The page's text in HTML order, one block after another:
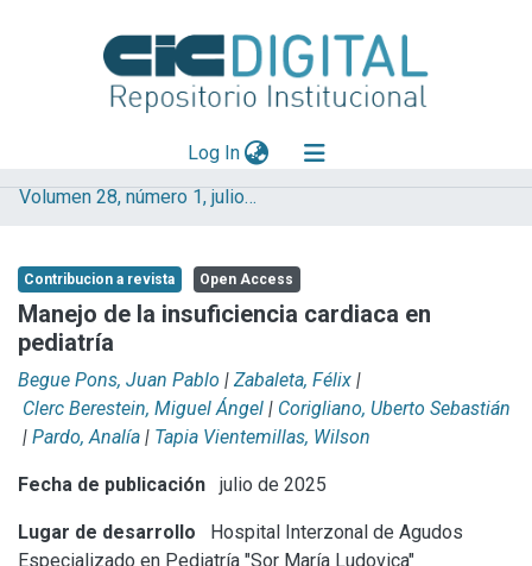
Log In(current)
Explorar
Aportar material
Statistics
Volumen 28, número 1, julio 2025
Contribucion a revista Open Access
Manejo de la insuficiencia cardiaca en
pediatría
Begue Pons, Juan Pablo | Zabaleta, Félix |
Clerc Berestein, Miguel Ángel | Corigliano, Uberto Sebastián
| Pardo, Analía | Tapia Vientemillas, Wilson
Fecha de publicación julio de 2025
Lugar de desarrollo
Hospital Interzonal de Agudos
Especializado en Pediatría "Sor María Ludovica"